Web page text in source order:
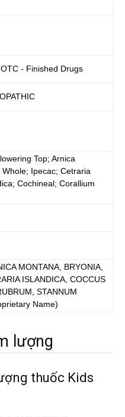
- Finished Drugs
Top; Arnica
Ipecac; Cetraria
Cochineal; Corallium
MONTANA, BRYONIA,
ISLANDICA, COCCUS
STANNUM
Name)
lượng
thuốc Kids